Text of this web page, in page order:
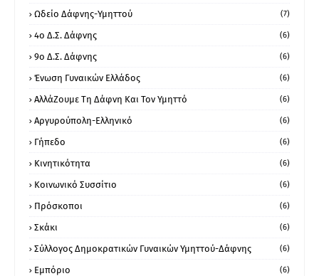
Ωδείο Δάφνης-Υμηττού (7)
4ο Δ.Σ. Δάφνης (6)
9ο Δ.Σ. Δάφνης (6)
Ένωση Γυναικών Ελλάδος (6)
ΑλλάΖουμε Τη Δάφνη Και Τον Υμηττό (6)
Αργυρούπολη-Ελληνικό (6)
Γήπεδο (6)
Κινητικότητα (6)
Κοινωνικό Συσσίτιο (6)
Πρόσκοποι (6)
Σκάκι (6)
Σύλλογος Δημοκρατικών Γυναικών Υμηττού-Δάφνης (6)
Εμπόριο (6)